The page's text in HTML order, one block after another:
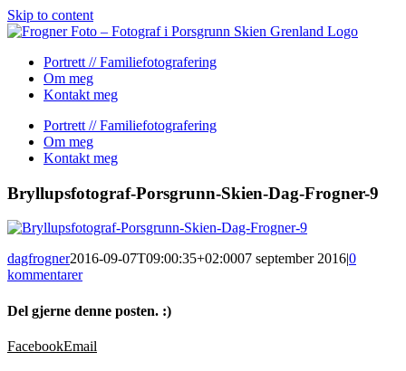
Skip to content
Portrett // Familiefotografering
Om meg
Kontakt meg
Portrett // Familiefotografering
Om meg
Kontakt meg
Bryllupsfotograf-Porsgrunn-Skien-Dag-Frogner-9
dagfrogner2016-09-07T09:00:35+02:0007 september 2016|0
kommentarer
Del gjerne denne posten. :)
FacebookEmail